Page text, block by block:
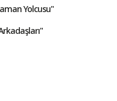
Yolcusu"